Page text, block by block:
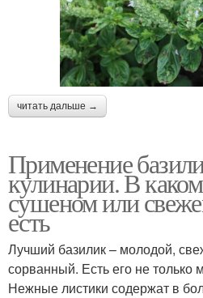
читать дальше →
Применение
кулинарии. В
сушеном или
есть
Лучший базилик – молодой,
сорванный. Есть его не только
Нежные листики содержат в